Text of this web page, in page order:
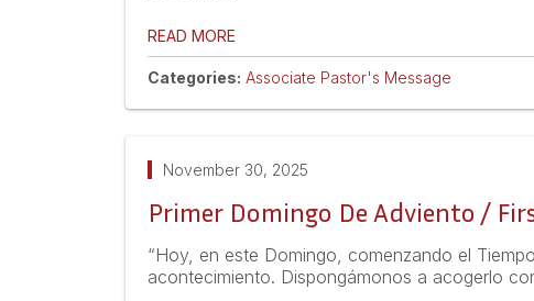
READ MORE
Categories: Associate Pastor's Message
November 30, 2025
Primer Domingo De Adviento /
“Hoy, en este Domingo, comenzando el
acontecimiento. Dispongámonos a acogerlo